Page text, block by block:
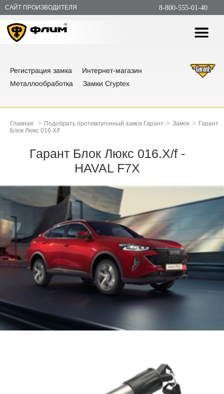
САЙТ ПРОИЗВОДИТЕЛЯ 8-800-555-01-40
Регистрация замка
Интернет-магазин
Металлообработка
Замки Cryptex
Главная > Подобрать противоугонный замок Гарант > Замок > Гарант
Блок Люкс 016.X/f
Гарант Блок Люкс 016.X/f -
HAVAL F7X